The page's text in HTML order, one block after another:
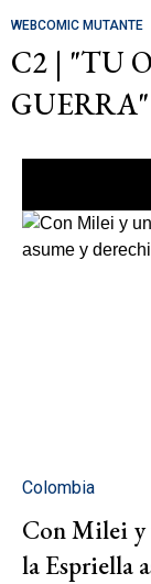
WEBCOMIC MUTANTE
C2 | "TU
GUERRA"
Colombia
Con Milei y
la Espriella